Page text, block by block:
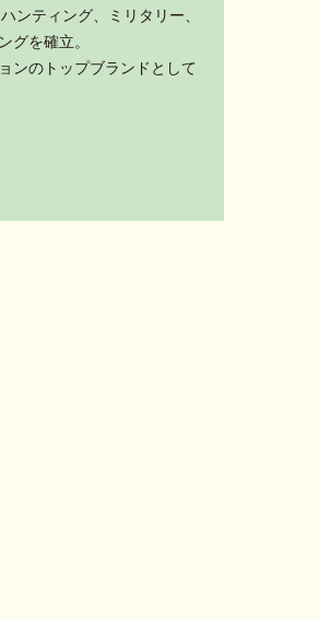
ンティング、ミリタリー、
グを確立。
ンのトップブランドとして